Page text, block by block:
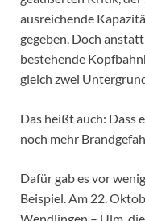
ausreichende
gegeben. Doch
bestehende
gleich zwei
Das heißt auch: Dass
noch mehr
Dafür gab es vor
Beispiel. Am 22.